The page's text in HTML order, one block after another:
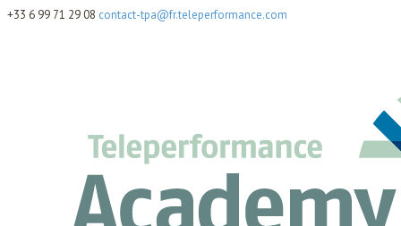
+33 6 99 71 29 08 contact-tpa@fr.teleperformance.com